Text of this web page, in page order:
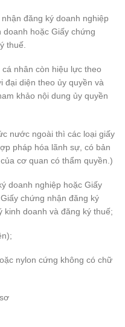
đăng ký doanh nghiệp
doanh hoặc Giấy chứng
thuế.
nhân còn hiệu lực theo
đại diện theo ủy quyền và
khảo nội dung ủy quyền
nước ngoài thì các loại giấy
pháp hóa lãnh sự, có bản
cơ quan có thẩm quyền.)
doanh nghiệp hoặc Giấy
chứng nhận đăng ký
kinh doanh và đăng ký thuế;
nylon cứng không có chữ